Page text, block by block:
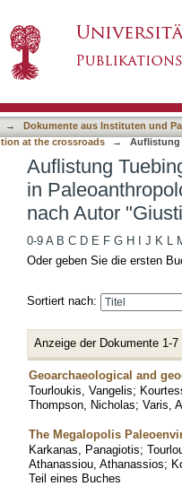
crossroads nach
→
Dokumente aus Instituten und
at the crossroads
→
Auflistung
Auflistung
in
nach Autor
0-9 A B C D E F G H J K L
Oder geben Sie die ersten
Sortiert nach:
Anzeige der Dokumente 1-7
Geoarchaeological and
Tourloukis, Vangelis;
Thompson, Nicholas; Varis,
The Megalopolis
Karkanas, Panagiotis;
Athanassiou, Athanassios;
Teil eines Buches